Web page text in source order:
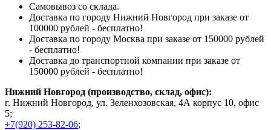
Самовывоз со склада.
Доставка по городу Нижний Новгород при заказе от
100000 рублей - бесплатно!
Доставка по городу Москва при заказе от 150000 рублей
- бесплатно!
Доставка до транспортной компании при заказе от
150000 рублей - бесплатно!
Нижний Новгород (производство, склад, офис):
г. Нижний Новгород, ул. Зеленхозовская, 4А корпус 10, офис
5;
+7(920) 253-82-06;